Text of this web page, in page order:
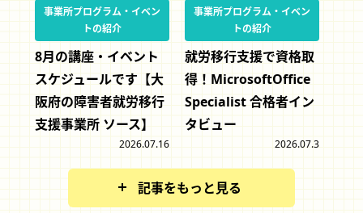
事業所プログラム・イベン
トの紹介
8月の講座・イベント
スケジュールです【大
阪府の障害者就労移行
支援事業所 ソース】
2026.07.16
事業所プログラム・イベン
トの紹介
就労移行支援で資格取
得！MicrosoftOffice
Specialist 合格者イン
タビュー
2026.07.3
記事をもっと見る